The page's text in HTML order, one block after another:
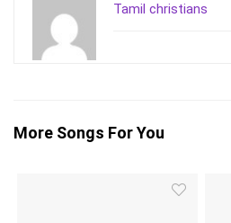
Tamil christians
More Songs For You